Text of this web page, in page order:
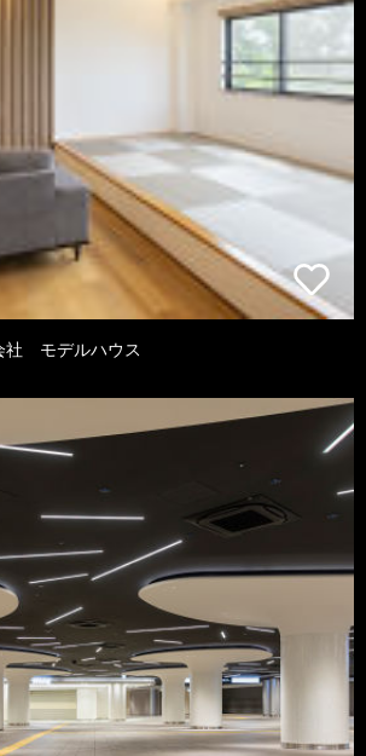
社 モデルハウス